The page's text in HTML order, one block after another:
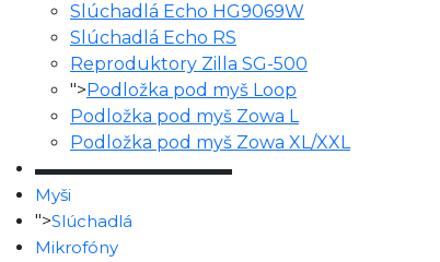
Slúchadlá Echo HG9069W
Slúchadlá Echo RS
Reproduktory Zilla SG-500
">Podložka pod myš Loop
Podložka pod myš Zowa L
Podložka pod myš Zowa XL/XXL
▬▬▬▬▬▬▬▬▬▬▬▬
Myši
">Slúchadlá
Mikrofóny